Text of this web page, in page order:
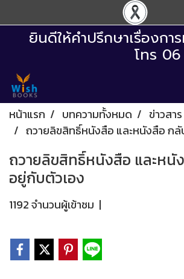
ยินดีให้คำปรึกษาเรื่องกา
โทร
หน้าแรก บทความทั้งหมด
ข่าวสาร
ถวายลิขสิทธิ์หนังสือ และหนังสือ ก
ถวายลิขสิทธิ์หนังสือ และหนั
อยู่กับตัวเอง
1192 จำนวนผู้เข้าชม |